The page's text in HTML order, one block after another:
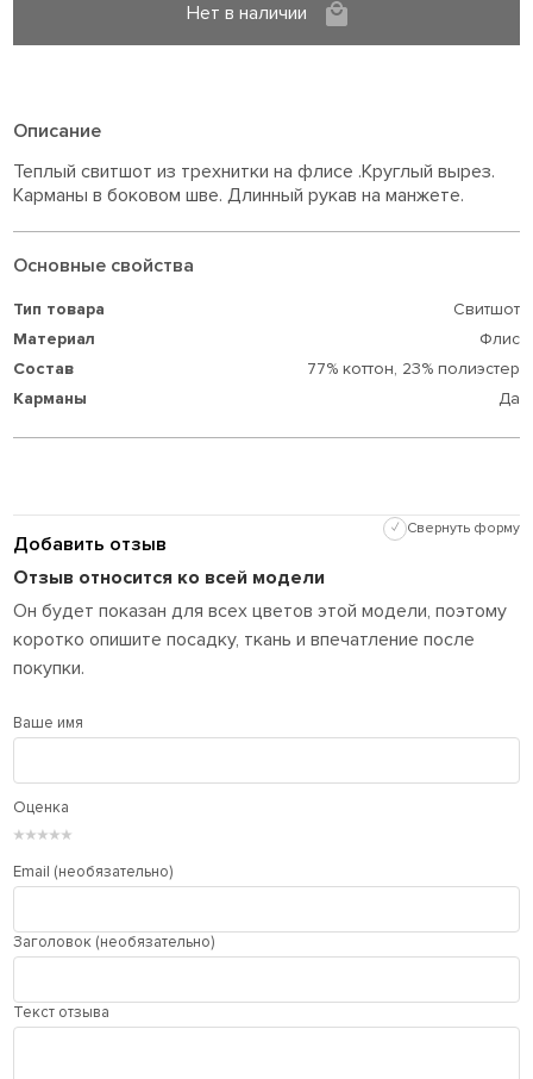
Нет в наличии
Описание
Теплый свитшот из трехнитки на флисе .Круглый вырез.
Карманы в боковом шве. Длинный рукав на манжете.
Основные свойства
Тип товара
Свитшот
Материал
Флис
Состав
77% коттон, 23% полиэстер
Карманы
Да
Добавить отзыв
✓ Свернуть форму
Отзыв относится ко всей модели
Он будет показан для всех цветов этой модели, поэтому
коротко опишите посадку, ткань и впечатление после
покупки.
Ваше имя
Оценка
★
★
★
★
★
Email (необязательно)
Заголовок (необязательно)
Текст отзыва